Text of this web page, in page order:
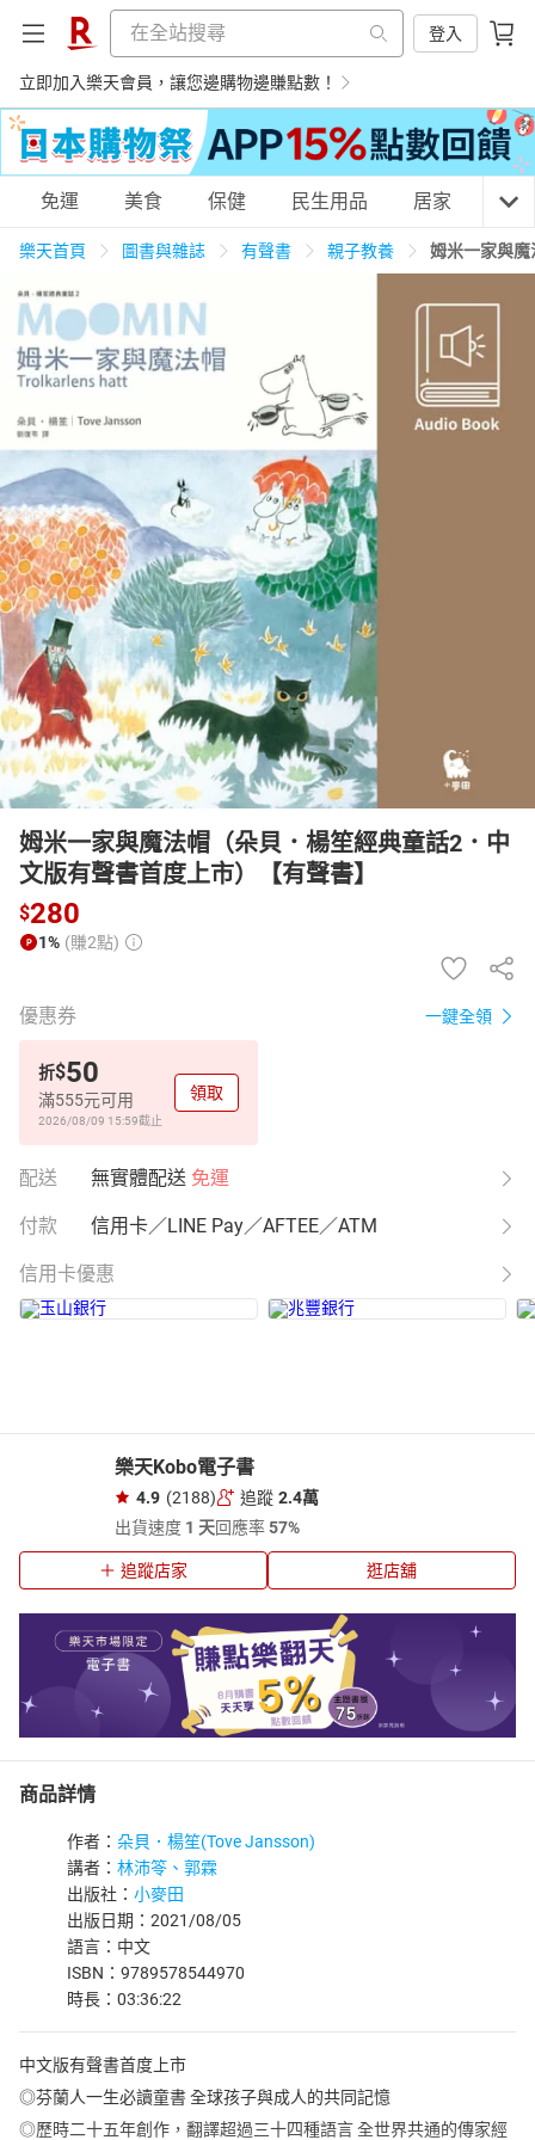
登入
立即加入樂天會員，讓您邊購物邊賺點數！
購物網分類
天天免運 美食蛋糕
居家生活 運動休閒 親子玩具
女裝 男裝 化妝保養
日本購物 電子/紙本書
HOT
免運 美食 保健 民生用品 居家 3C
樂天首頁 圖書與雜誌 有聲書 親子教養 姆米一家與
姆米一家與魔法帽（朵貝．楊笙經典童話2．中
文版有聲書首度上市）【有聲書】
$280
1% (賺2點)
優惠券 一鍵全領
折$50
滿555元可用
2026/08/09 15:59截止
領取
配送 無實體配送 免運
付款 信用卡／LINE Pay／AFTEE／ATM
信用卡優惠
樂天Kobo電子書
4.9 (2188) 追蹤 2.4萬
出貨速度 1 天回應率57%
追蹤店家 逛店舖
商品詳情
作者： 朵貝．楊笙(Tove Jansson)
講者： 林沛笭、郭霖
出版社： 小麥田
出版日期：2021/08/05
語言：中文
ISBN：9789578544970
時長：03:36:22
中文版有聲書首度上市
◎芬蘭人一生必讀童書 全球孩子與成人的共同記憶
◎歷時二十五年創作，翻譯超過三十四種語言 全世界共通的傳家經